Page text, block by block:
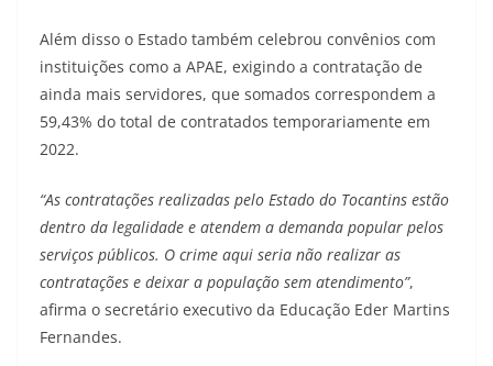
Além disso o Estado também celebrou convênios com
instituições como a APAE, exigindo a contratação de
ainda mais servidores, que somados correspondem a
59,43% do total de contratados temporariamente em
2022.
“As contratações realizadas pelo Estado do Tocantins estão
dentro da legalidade e atendem a demanda popular pelos
serviços públicos. O crime aqui seria não realizar as
contratações e deixar a população sem atendimento”,
afirma o secretário executivo da Educação Eder Martins
Fernandes.